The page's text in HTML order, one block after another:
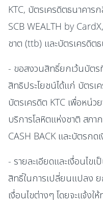
KTC, บัตรเครดิตธนาคาร
SCB WEALTH by
ชาต (ttb) และบัตรเครดิต
- ขอสงวนสิทธิ์ยกเว้นบัตร
สิทธิประโยชน์ได้แก่ บัตรเ
บัตรเครดิต KTC เพื่อหน่
บริการโลหิตแห่งชาติ สภา
CASH BACK และบัตรกด
- รายละเอียดและเงื่อนไ
สิทธิ์ในการเปลี่ยนแปลง ย
เงื่อนไขต่างๆ โดยจะแจ้ง